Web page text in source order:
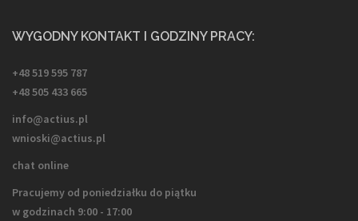
WYGODNY KONTAKT I GODZINY PRACY:
+48 519 595 787
+48 505 433 665
info@actius.pl
wnioski@actius.pl
chat online
Pracujemy od poniedziałku do piątku
w godzinach 9:00 - 17:00